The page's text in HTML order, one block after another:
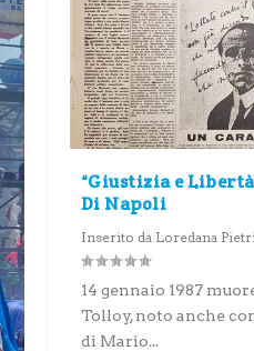
“Giustizia e
Di Napoli
Inserito da Loredana Pietri
14 gennaio 1987
Tolloy, noto anche
di Mario...